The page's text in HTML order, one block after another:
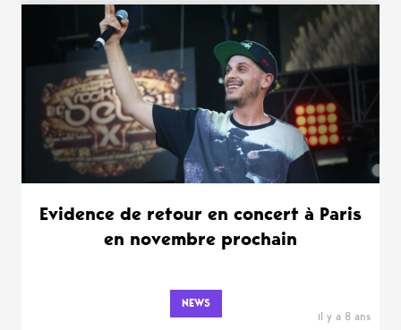
Evidence de retour en concert à Paris
en novembre prochain
NEWS
il y a 8 ans